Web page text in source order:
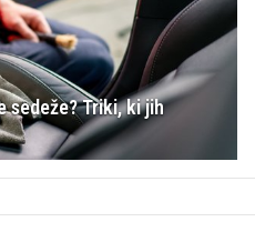
sedeže? Triki, ki jih